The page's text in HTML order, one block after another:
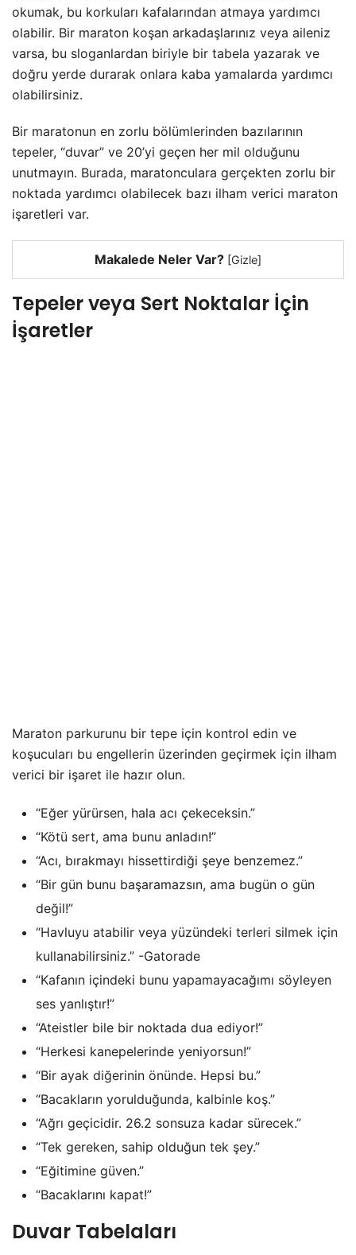
okumak, bu korkuları kafalarından atmaya yardımcı
olabilir. Bir maraton koşan arkadaşlarınız veya aileniz
varsa, bu sloganlardan biriyle bir tabela yazarak ve
doğru yerde durarak onlara kaba yamalarda yardımcı
olabilirsiniz.
Bir maratonun en zorlu bölümlerinden bazılarının
tepeler, “duvar” ve 20’yi geçen her mil olduğunu
unutmayın. Burada, maratonculara gerçekten zorlu bir
noktada yardımcı olabilecek bazı ilham verici maraton
işaretleri var.
Makalede Neler Var? [Gizle]
Tepeler veya Sert Noktalar İçin
İşaretler
Maraton parkurunu bir tepe için kontrol edin ve
koşucuları bu engellerin üzerinden geçirmek için ilham
verici bir işaret ile hazır olun.
“Eğer yürürsen, hala acı çekeceksin.”
“Kötü sert, ama bunu anladın!”
“Acı, bırakmayı hissettirdiği şeye benzemez.”
“Bir gün bunu başaramazsın, ama bugün o gün
değil!”
“Havluyu atabilir veya yüzündeki terleri silmek için
kullanabilirsiniz.” -Gatorade
“Kafanın içindeki bunu yapamayacağımı söyleyen
ses yanlıştır!”
“Ateistler bile bir noktada dua ediyor!”
“Herkesi kanepelerinde yeniyorsun!”
“Bir ayak diğerinin önünde. Hepsi bu.”
“Bacakların yorulduğunda, kalbinle koş.”
“Ağrı geçicidir. 26.2 sonsuza kadar sürecek.”
“Tek gereken, sahip olduğun tek şey.”
“Eğitimine güven.”
“Bacaklarını kapat!”
Duvar Tabelaları